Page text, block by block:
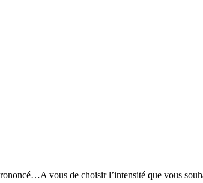
vous de choisir l’intensité que vous